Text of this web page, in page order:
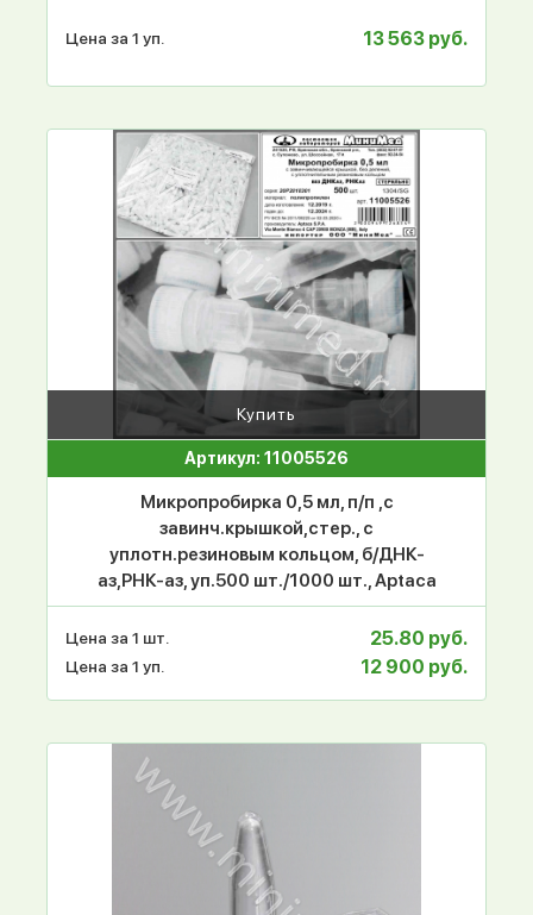
Цена за 1 уп. 13 563 руб.
Купить
Артикул: 11005526
Микропробирка 0,5 мл, п/п ,с
завинч.крышкой,стер., с
уплотн.резиновым кольцом, б/ДНК-
аз,РНК-аз, уп.500 шт./1000 шт., Aptaca
Цена за 1 шт. 25.80 руб.
Цена за 1 уп. 12 900 руб.